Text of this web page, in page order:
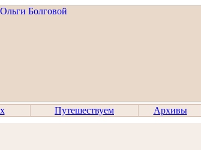
Путешествуем Архивы